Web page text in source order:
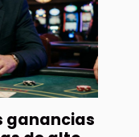
ganancias